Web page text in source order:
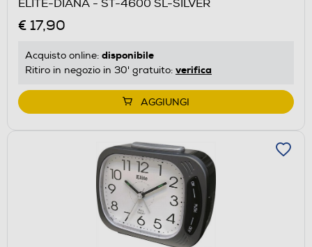
ELITE-DIANA - ST-4600 SL-SILVER
€ 17,90
Acquisto online: disponibile
Ritiro in negozio in 30' gratuito: verifica
AGGIUNGI